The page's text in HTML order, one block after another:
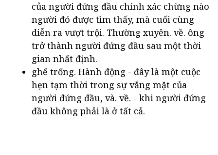
của người đứng đầu chính xác chừng nào
người đó được tìm thấy, mà cuối cùng
diễn ra vượt trội. Thường xuyên. về. ông
trở thành người đứng đầu sau một thời
gian nhất định.
ghế trống. Hành động - đây là một cuộc
hẹn tạm thời trong sự vắng mặt của
người đứng đầu, và. về. - khi người đứng
đầu không phải là ở tất cả.